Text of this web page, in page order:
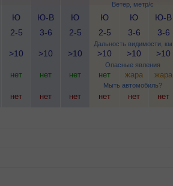
Ветер, метр/с
Дальность видимости, км
Опасные явления
Мыть автомобиль?
Ю
2-5
Ю-В
3-6
Ю
2-5
Ю
2-5
Ю
3-6
Ю-В
3-6
>10 >10 >10 >10 >10 >10
нет нет нет нет жара жара
нет нет нет нет нет нет